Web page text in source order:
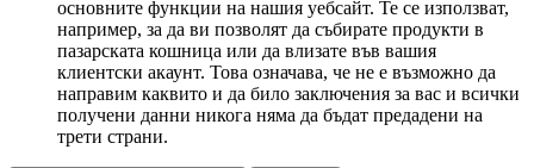
основните функции на нашия уебсайт. Те се използват,
например, за да ви позволят да събирате продукти в
пазарската кошница или да влизате във вашия
клиентски акаунт. Това означава, че не е възможно да
направим каквито и да било заключения за вас и всички
получени данни никога няма да бъдат предадени на
трети страни.